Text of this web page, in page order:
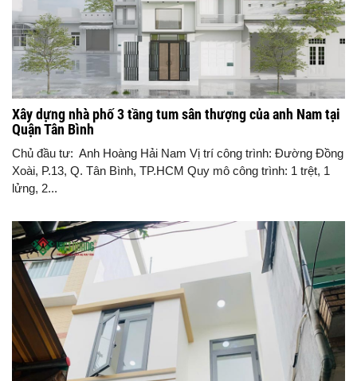
Xây dựng nhà phố 3 tầng tum sân thượng của anh Nam tại
Quận Tân Bình
Chủ đầu tư: Anh Hoàng Hải Nam Vị trí công trình: Đường Đồng
Xoài, P.13, Q. Tân Bình, TP.HCM Quy mô công trình: 1 trệt, 1
lửng, 2...